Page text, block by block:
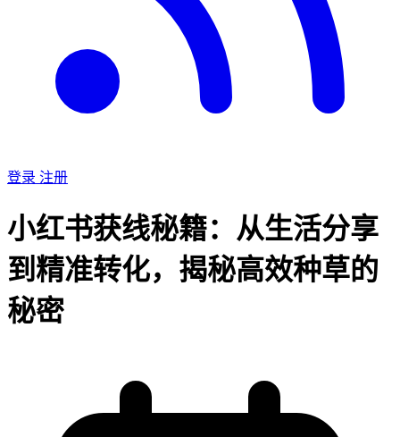
登录 注册
小红书获线秘籍：从生活分享
到精准转化，揭秘高效种草的
秘密